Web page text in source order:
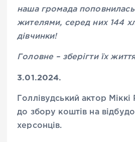
наша громада
жителями, серед них 144
дівчинки!
Головне – зберігти їх
3.01.2024.
Голлівудський актор
до збору коштів на
херсонців.